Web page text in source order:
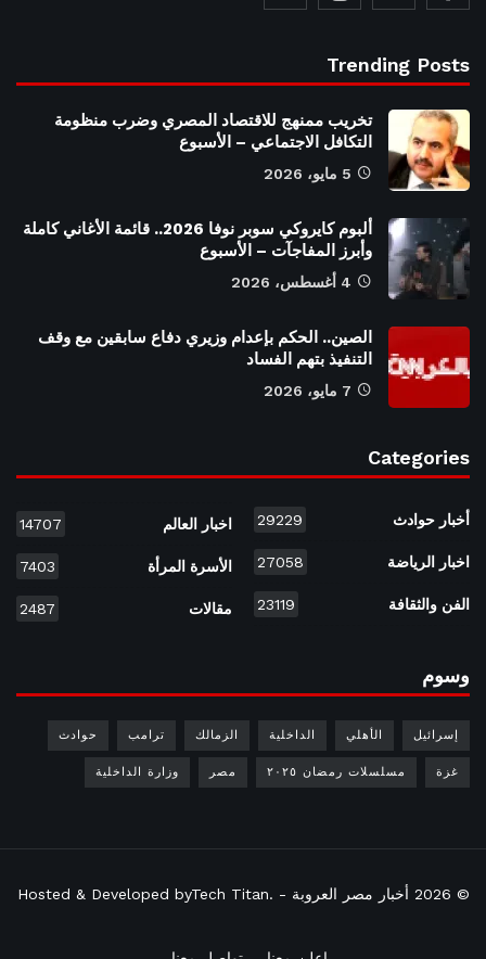
Trending Posts
تخريب ممنهج للاقتصاد المصري وضرب منظومة
التكافل الاجتماعي – الأسبوع
5 مايو، 2026
ألبوم كايروكي سوبر نوفا 2026.. قائمة الأغاني كاملة
وأبرز المفاجآت – الأسبوع
4 أغسطس، 2026
الصين.. الحكم بإعدام وزيري دفاع سابقين مع وقف
التنفيذ بتهم الفساد
7 مايو، 2026
Categories
أخبار حوادث 29229
اخبار الرياضة 27058
الفن والثقافة 23119
اخبار العالم 14707
الأسرة المرأة 7403
مقالات 2487
وسوم
إسرائيل الأهلي الداخلية الزمالك ترامب حوادث
غزة مسلسلات رمضان ٢٠٢٥ مصر وزارة الداخلية
© 2026 أخبار مصر العروبة - Hosted & Developed by
Tech Titan.